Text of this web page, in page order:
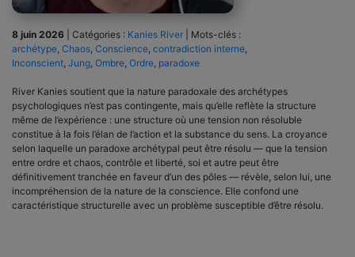
8 juin 2026 Catégories : Kanies River
Mots-clés :
archétype Chaos Conscience contradiction interne
Inconscient Jung Ombre Ordre paradoxe
River Kanies soutient que la nature paradoxale des archétypes
psychologiques n’est pas contingente, mais qu’elle reflète la structure
même de l’expérience : une structure où une tension non résoluble
constitue à la fois l’élan de l’action et la substance du sens. La croyance
selon laquelle un paradoxe archétypal peut être résolu — que la tension
entre ordre et chaos, contrôle et liberté, soi et autre peut être
définitivement tranchée en faveur d’un des pôles — révèle, selon lui, une
incompréhension de la nature de la conscience. Elle confond une
caractéristique structurelle avec un problème susceptible d’être résolu.